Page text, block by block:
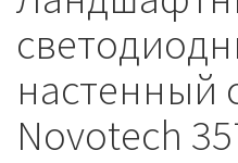
настенный
Novotech